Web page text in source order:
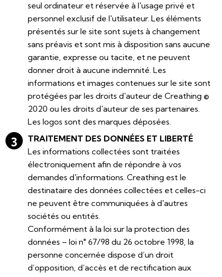
seul ordinateur et réservée à l'usage privé et
personnel exclusif de l'utilisateur. Les éléments
présentés sur le site sont sujets à changement
sans préavis et sont mis à disposition sans aucune
garantie, expresse ou tacite, et ne peuvent
donner droit à aucune indemnité. Les
informations et images contenues sur le site sont
protégées par les droits d'auteur de Creathing ©
2020 ou les droits d'auteur de ses partenaires.
Les logos sont des marques déposées.
TRAITEMENT DES DONNÉES ET LIBERTÉ
Les informations collectées sont traitées
électroniquement afin de répondre à vos
demandes d'informations. Creathing est le
destinataire des données collectées et celles-ci
ne peuvent être communiquées à d'autres
sociétés ou entités.
Conformément à la loi sur la protection des
données – loi n° 67/98 du 26 octobre 1998, la
personne concernée dispose d’un droit
d’opposition, d’accès et de rectification aux